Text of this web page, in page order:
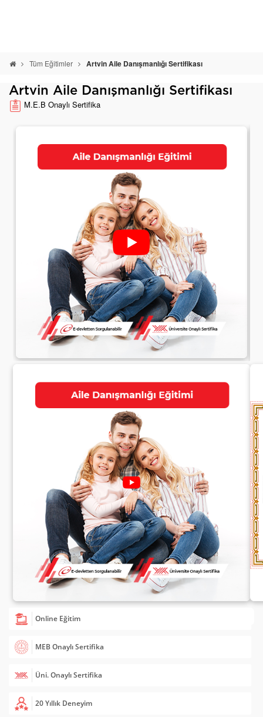
Tüm Eğitimler Artvin Aile Danışmanlığı Sertifikası
Artvin Aile Danışmanlığı Sertifikası
M.E.B Onaylı Sertifika
20 Yıllık Deneyim
Üni. Onaylı Sertifika
MEB Onaylı Sertifika
Online Eğitim